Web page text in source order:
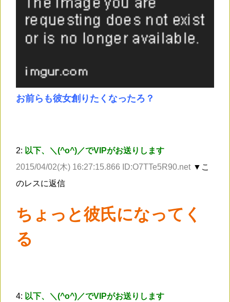
お前らも彼女創りたくなったろ？
2: 以下、＼(^o^)／でVIPがお送りします
2015/04/02(木) 16:27:15.866 ID:O7TTe5R90.net ▼こ
のレスに返信
ちょっと彼氏になってく
る
4: 以下、＼(^o^)／でVIPがお送りします